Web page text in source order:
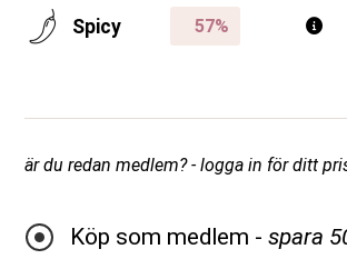
Spicy
är du redan medlem? - logga in för ditt
Köp som medlem - spara